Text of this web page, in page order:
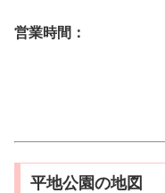
営業時間：
平地公園の地図